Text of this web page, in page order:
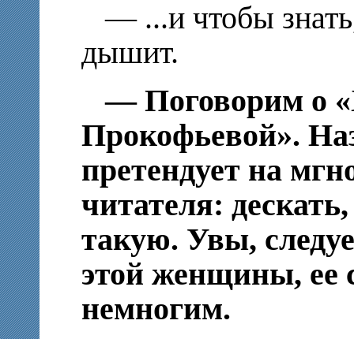
— ...и чтобы
дышит.
— Поговорим о
Прокофьевой».
претендует на
читателя:
такую. Увы,
этой женщины, ее
немногим.